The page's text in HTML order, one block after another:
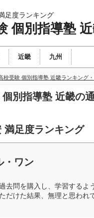
足度ランキング
個別指導塾
近畿 九州
校受験 個別指導塾 近畿ランキング
個別指導塾 近畿の
満足度ランキング
・ワン
去問を購入し、学習するよ
だけた結果、無理と思われ